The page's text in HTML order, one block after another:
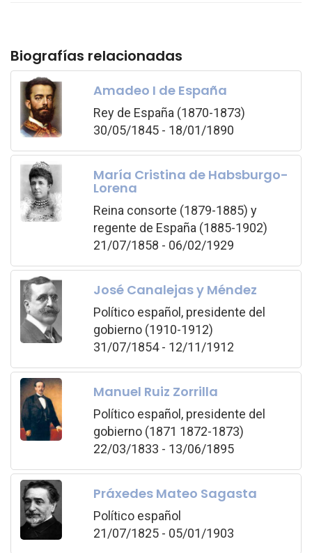
Biografías relacionadas
Amadeo I de España
Rey de España (1870-1873)
30/05/1845 - 18/01/1890
María Cristina de Habsburgo-
Lorena
Reina consorte (1879-1885) y
regente de España (1885-1902)
21/07/1858 - 06/02/1929
José Canalejas y Méndez
Político español, presidente del
gobierno (1910-1912)
31/07/1854 - 12/11/1912
Manuel Ruiz Zorrilla
Político español, presidente del
gobierno (1871 1872-1873)
22/03/1833 - 13/06/1895
Práxedes Mateo Sagasta
Político español
21/07/1825 - 05/01/1903